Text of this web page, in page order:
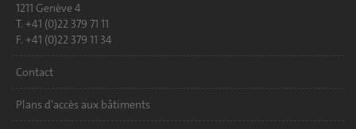
1211 Genève 4
T. +41 (0)22 379 71 11
F. +41 (0)22 379 11 34
Contact
Plans d'accès aux bâtiments